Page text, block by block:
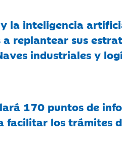
la inteligencia
a replantear sus
industriales y
170 puntos de
facilitar los trámites